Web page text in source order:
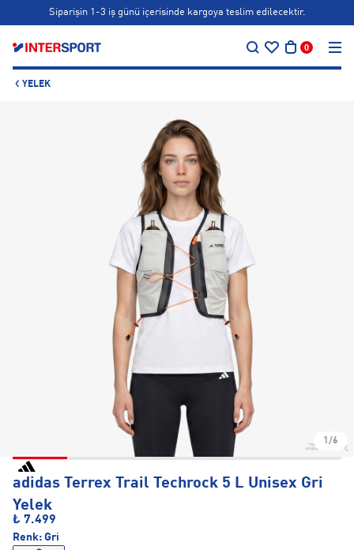
Siparişin 1-3 iş günü içerisinde kargoya teslim edilecektir.
0
YELEK
1/6
adidas Terrex Trail Techrock 5 L Unisex Gri
Yelek
₺ 7.499
Renk: Gri